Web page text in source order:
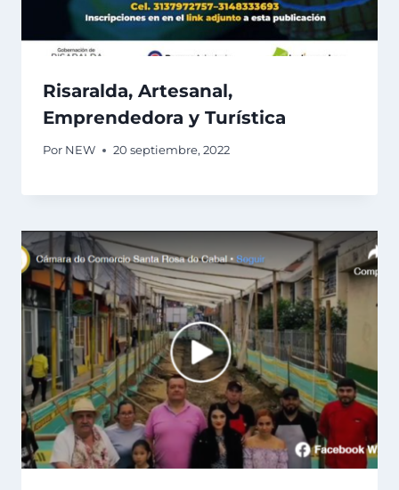
Risaralda, Artesanal,
Emprendedora y Turística
Por NEW 20 septiembre, 2022